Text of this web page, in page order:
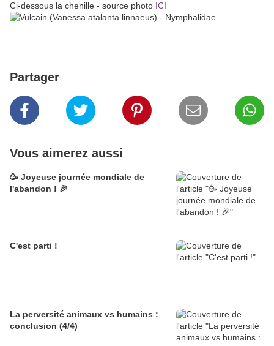
Ci-dessous la chenille - source photo ICI
Partager
Vous aimerez aussi
🥳 Joyeuse journée mondiale de
l'abandon ! 🎉
C'est parti !
La perversité animaux vs humains :
conclusion (4/4)